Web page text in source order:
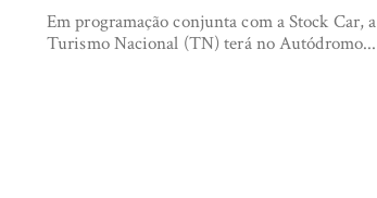
Em programação conjunta com a Stock Car, a
Turismo Nacional (TN) terá no Autódromo...